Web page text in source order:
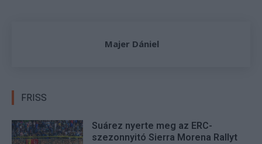
Majer Dániel
FRISS
Suárez nyerte meg az ERC-
szezonnyitó Sierra Morena Rallyt